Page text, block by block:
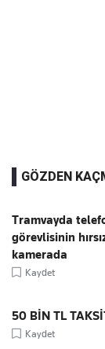
GÖZDEN
Tramvayda
görevlisinin
kamerada
Kaydet
50 BİN TL
Kaydet